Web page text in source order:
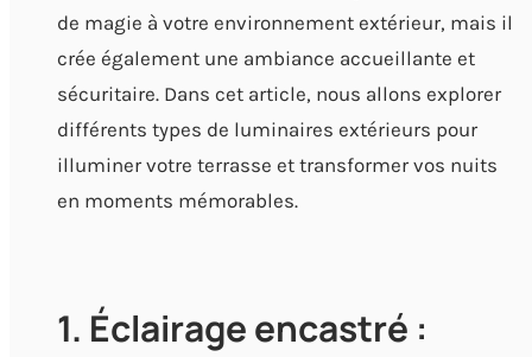
de magie à votre environnement extérieur, mais il
crée également une ambiance accueillante et
sécuritaire. Dans cet article, nous allons explorer
différents types de luminaires extérieurs pour
illuminer votre terrasse et transformer vos nuits
en moments mémorables.
1. Éclairage encastré :